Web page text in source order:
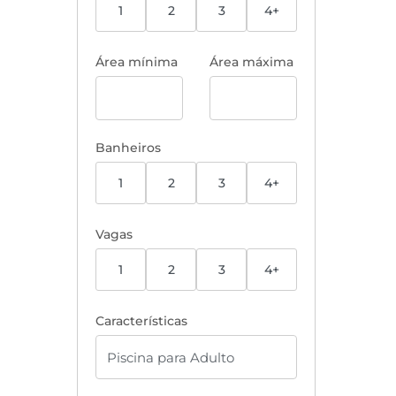
1 2 3 4+
Área mínima Área máxima
Banheiros
1 2 3 4+
Vagas
1 2 3 4+
Características